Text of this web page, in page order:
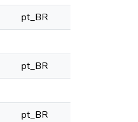
pt_BR
pt_BR
pt_BR